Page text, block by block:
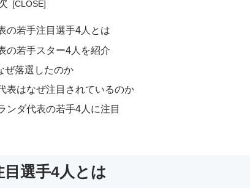
の若手注目選手4人とは
の若手スター4人を紹介
ぜ落選したのか
表はなぜ注目されているのか
ンダ代表の若手4人に注目
選手4人とは